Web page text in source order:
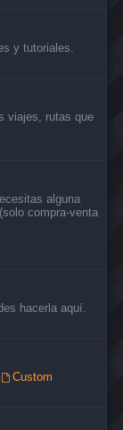
y tutoriales.
viajes, rutas que
alguna
compra-venta
hacerla aquí.
Custom